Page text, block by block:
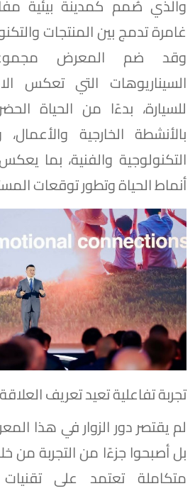
والذي صُمم كمدينة بيئية
غامرة تدمج بين المنتجات
وقد ضم المعرض
السيناريوهات التي تعكس
للسيارة، بدءًا من الحياة
بالأنشطة الخارجية
التكنولوجية والفنية، بما
أنماط الحياة وتطور توقعات
تجربة تفاعلية تعيد تعريف
لم يقتصر دور الزوار في هذا
بل أصبحوا جزءًا من التجربة من
متكاملة تعتمد على تقنيات